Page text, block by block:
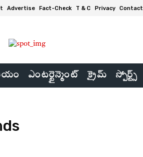
Advertise Fact-Check T & C Privacy Contact
ఎంటర్టైన్మెంట్ క్రైమ్ స్పోర్ట్స్